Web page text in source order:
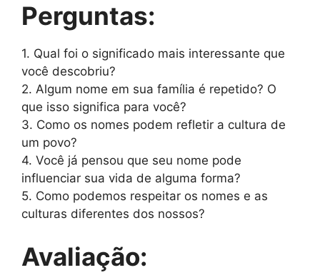
Perguntas:
1. Qual foi o significado mais interessante que
você descobriu?
2. Algum nome em sua família é repetido? O
que isso significa para você?
3. Como os nomes podem refletir a cultura de
um povo?
4. Você já pensou que seu nome pode
influenciar sua vida de alguma forma?
5. Como podemos respeitar os nomes e as
culturas diferentes dos nossos?
Avaliação: